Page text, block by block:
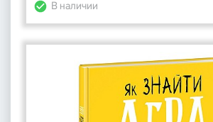
В наличии